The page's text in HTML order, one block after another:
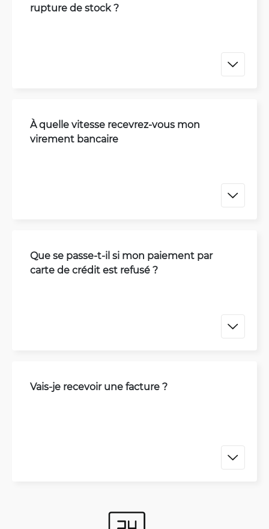
rupture de stock ?
À quelle vitesse recevrez-vous mon
virement bancaire
Que se passe-t-il si mon paiement par
carte de crédit est refusé ?
Vais-je recevoir une facture ?